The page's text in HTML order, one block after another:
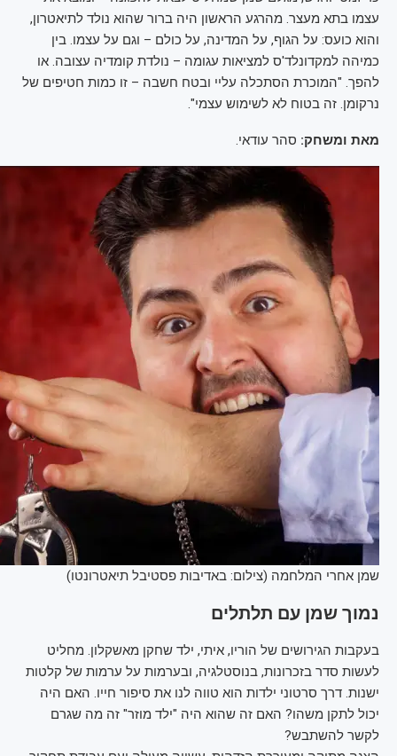
עצמו בתא מעצר. מהרגע הראשון היה ברור שהוא נולד לתיאטרון,
והוא כועס: על הגוף, על המדינה, על כולם – וגם על עצמו. בין
כמיהה למקדונלד'ס למציאות עגומה – נולדת קומדיה עצובה. או
להפך. "המוכרת הסתכלה עליי ובטח חשבה – זו כמות חטיפים של
נרקומן. זה בטוח לא לשימוש עצמי".
מאת ומשחק: סהר עודאי.
שמן אחרי המלחמה (צילום: באדיבות פסטיבל תיאטרונטו)
נמוך שמן עם תלתלים
בעקבות הגירושים של הוריו, איתי, ילד שחקן מאשקלון. מחליט
לעשות סדר בזכרונות, בנוסטלגיה, ובערמות על ערמות של קלטות
ישנות. דרך סרטוני ילדות הוא טווה לנו את סיפור חייו. האם היה
יכול לתקן משהו? האם זה שהוא היה "ילד מוזר" זה מה שגרם
לקשר להשתבש?